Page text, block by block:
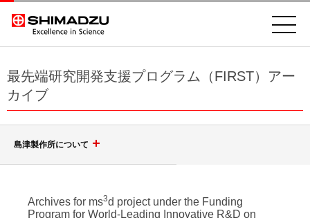
最先端研究開発支援プログラム（FIRST）アー
カイブ
島津製作所について
Archives for ms3d project under the Funding
Program for World-Leading Innovative R&D on